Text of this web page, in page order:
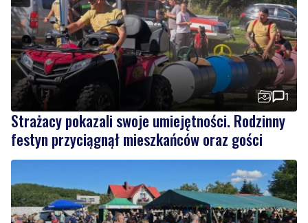
1
Strażacy pokazali swoje umiejętności. Rodzinny
festyn przyciągnął mieszkańców oraz gości